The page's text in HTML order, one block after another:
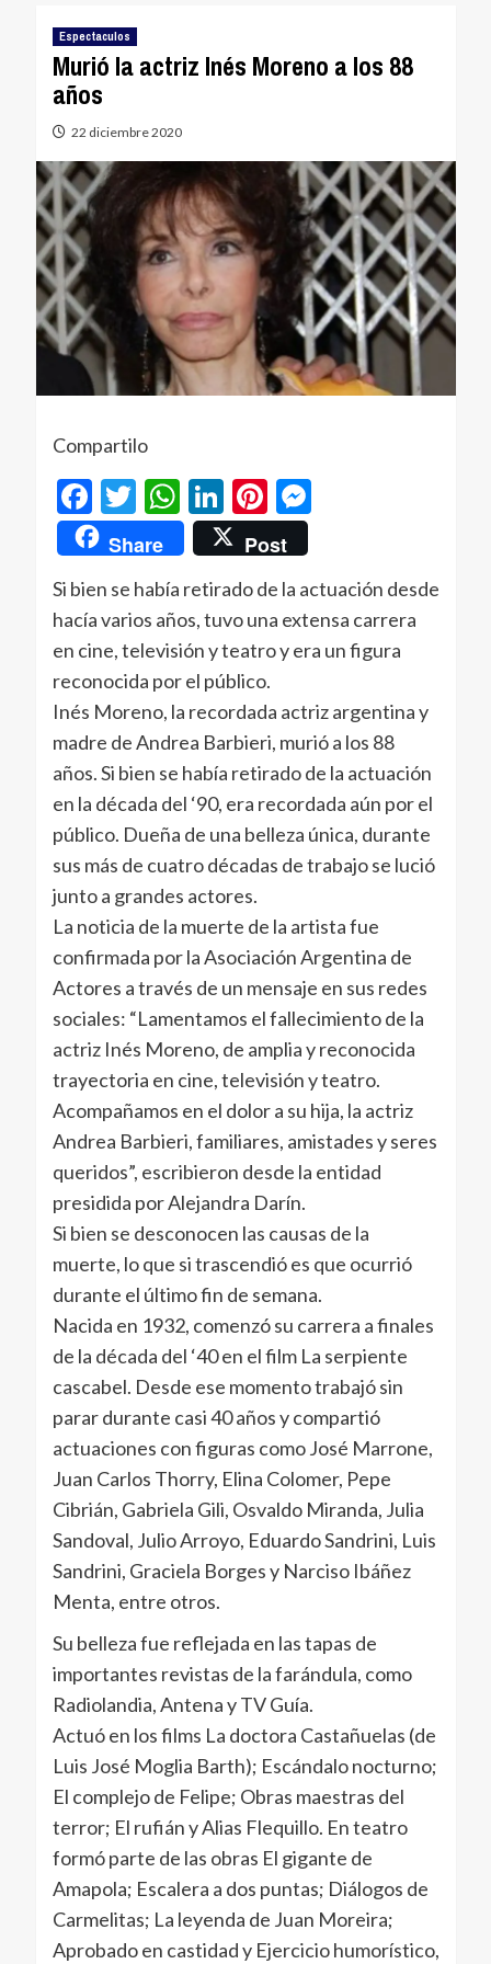
Espectaculos
Murió la actriz Inés Moreno a los 88
años
22 diciembre 2020
Compartilo
Facebook
Twitter
WhatsApp
LinkedIn
Pinterest
Messenger
Share Post
Si bien se había retirado de la actuación desde
hacía varios años, tuvo una extensa carrera
en cine, televisión y teatro y era un figura
reconocida por el público.
Inés Moreno, la recordada actriz argentina y
madre de Andrea Barbieri, murió a los 88
años. Si bien se había retirado de la actuación
en la década del ‘90, era recordada aún por el
público. Dueña de una belleza única, durante
sus más de cuatro décadas de trabajo se lució
junto a grandes actores.
La noticia de la muerte de la artista fue
confirmada por la Asociación Argentina de
Actores a través de un mensaje en sus redes
sociales: “Lamentamos el fallecimiento de la
actriz Inés Moreno, de amplia y reconocida
trayectoria en cine, televisión y teatro.
Acompañamos en el dolor a su hija, la actriz
Andrea Barbieri, familiares, amistades y seres
queridos”, escribieron desde la entidad
presidida por Alejandra Darín.
Si bien se desconocen las causas de la
muerte, lo que si trascendió es que ocurrió
durante el último fin de semana.
Nacida en 1932, comenzó su carrera a finales
de la década del ‘40 en el film La serpiente
cascabel. Desde ese momento trabajó sin
parar durante casi 40 años y compartió
actuaciones con figuras como José Marrone,
Juan Carlos Thorry, Elina Colomer, Pepe
Cibrián, Gabriela Gili, Osvaldo Miranda, Julia
Sandoval, Julio Arroyo, Eduardo Sandrini, Luis
Sandrini, Graciela Borges y Narciso Ibáñez
Menta, entre otros.
Su belleza fue reflejada en las tapas de
importantes revistas de la farándula, como
Radiolandia, Antena y TV Guía.
Actuó en los films La doctora Castañuelas (de
Luis José Moglia Barth); Escándalo nocturno;
El complejo de Felipe; Obras maestras del
terror; El rufián y Alias Flequillo. En teatro
formó parte de las obras El gigante de
Amapola; Escalera a dos puntas; Diálogos de
Carmelitas; La leyenda de Juan Moreira;
Aprobado en castidad y Ejercicio humorístico,